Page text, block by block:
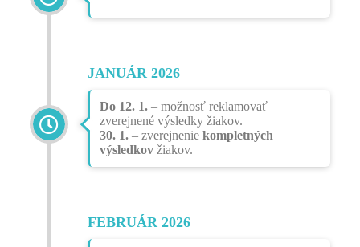
JANUÁR 2026
Do 12. 1.– možnosť reklamovať
zverejnené výsledky žiakov.
30. 1.– zverejnenie kompletných
výsledkovžiakov.
FEBRUÁR 2026